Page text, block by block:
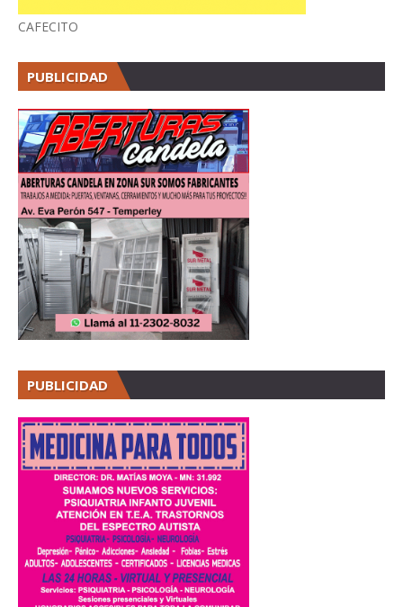
CAFECITO
PUBLICIDAD
PUBLICIDAD